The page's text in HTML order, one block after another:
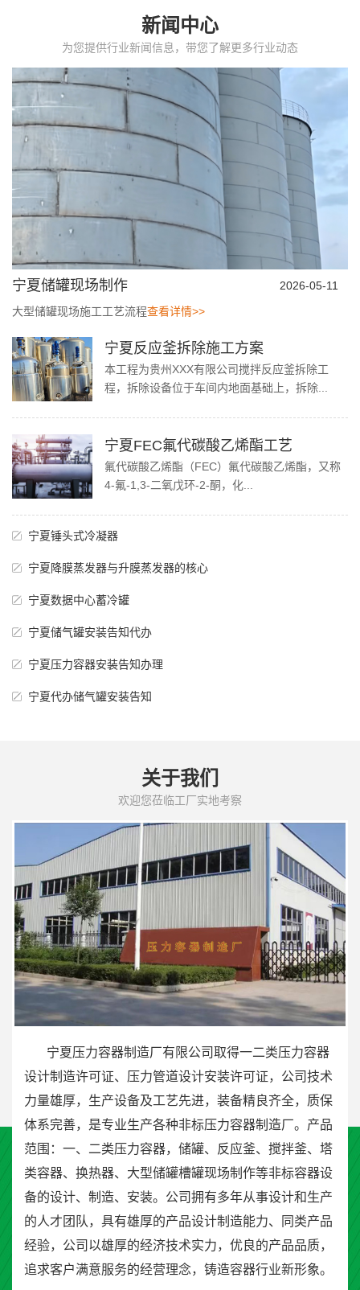
新闻中心
为您提供行业新闻信息，带您了解更多行业动态
宁夏储罐现场制作
2026-05-11
大型储罐现场施工工艺流程查看详情>>
宁夏反应釜拆除施工方案
本工程为贵州XXX有限公司搅拌反应釜拆除工
程，拆除设备位于车间内地面基础上，拆除...
宁夏FEC氟代碳酸乙烯酯工艺
氟代碳酸乙烯酯（FEC）氟代碳酸乙烯酯，又称
4-氟-1,3-二氧戊环-2-酮，化...
宁夏锤头式冷凝器
宁夏降膜蒸发器与升膜蒸发器的核心
宁夏数据中心蓄冷罐
宁夏储气罐安装告知代办
宁夏压力容器安装告知办理
宁夏代办储气罐安装告知
关于我们
欢迎您莅临工厂实地考察
宁夏压力容器制造厂有限公司取得一二类压力容器
设计制造许可证、压力管道设计安装许可证，公司技术
力量雄厚，生产设备及工艺先进，装备精良齐全，质保
体系完善，是专业生产各种非标压力容器制造厂。产品
范围：一、二类压力容器，储罐、反应釜、搅拌釜、塔
类容器、换热器、大型储罐槽罐现场制作等非标容器设
备的设计、制造、安装。公司拥有多年从事设计和生产
的人才团队，具有雄厚的产品设计制造能力、同类产品
经验，公司以雄厚的经济技术实力，优良的产品品质，
追求客户满意服务的经营理念，铸造容器行业新形象。